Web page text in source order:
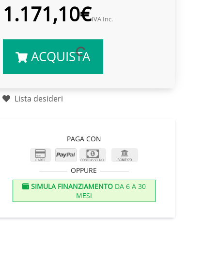
1.171,10€IVA Inc.
ACQUISTA
Lista desideri
PAGA CON
OPPURE
SIMULA FINANZIAMENTODA 6 A 30
MESI